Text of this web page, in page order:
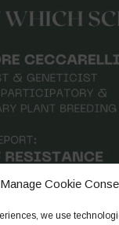
Manage Cookie
we use